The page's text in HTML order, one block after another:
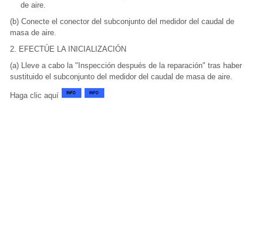
de aire.
(b) Conecte el conector del subconjunto del medidor del caudal de
masa de aire.
2. EFECTÚE LA INICIALIZACIÓN
(a) Lleve a cabo la "Inspección después de la reparación" tras haber
sustituido el subconjunto del medidor del caudal de masa de aire.
Haga clic aquí